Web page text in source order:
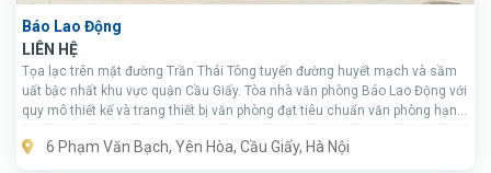
Báo Lao Động
LIÊN HỆ
Tọa lạc trên mặt đường Trần Thái Tông tuyến đường huyết mạch và sầm
uất bậc nhất khu vực quận Cầu Giấy. Tòa nhà văn phòng Báo Lao Động với
quy mô thiết kế và trang thiết bị văn phòng đạt tiêu chuẩn văn phòng hạng
6 Phạm Văn Bạch, Yên Hòa, Cầu Giấy, Hà Nội